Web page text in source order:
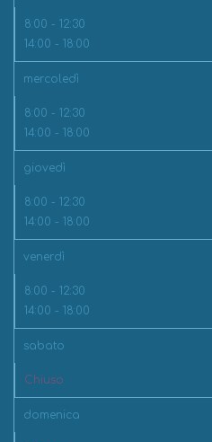
8:00 - 12:30
14:00 - 18:00
mercoledì
8:00 - 12:30
14:00 - 18:00
giovedì
8:00 - 12:30
14:00 - 18:00
venerdì
8:00 - 12:30
14:00 - 18:00
sabato
Chiuso
domenica